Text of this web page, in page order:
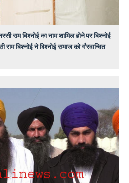
राम बिश्नोई का नाम शामिल होने पर बिश्नोई
राम बिश्नोई ने बिश्नोई समाज को गौरवान्वित